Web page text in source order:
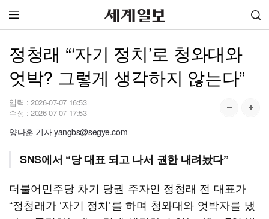
정청래 “‘자기 정치’로 청와대와
엇박? 그렇게 생각하지 않는다”
입력 : 2026-07-07 16:53
수정 : 2026-07-07 17:53
양다훈 기자 yangbs@segye.com
SNS에서 “당 대표 되고 나서 권한 내려놨다”
더불어민주당 차기 당권 주자인 정청래 전 대표가
“정청래가 ‘자기 정치’를 하며 청와대와 엇박자를 냈